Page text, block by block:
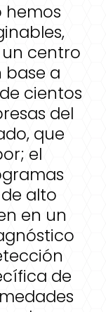
hemos
centro
base a
cientos
del
que
el
alto
en un
de